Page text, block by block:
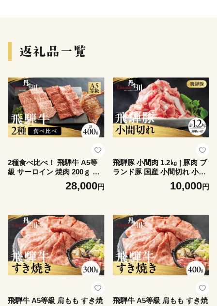
2種食べ比べ！ 飛騨牛 A5等
級 サーロイン 焼肉 200ｇ も
も 赤身 焼肉 200ｇ | 牛肉 飛
騨牛 ブランド牛 国産 赤身 サ
28,000円
飛騨豚 小間肉 1.2㎏ | 豚肉 ブ
ランド豚 国産 小間切れ 小分
け （300g×4）炒め物 煮物 丹
生川精肉 JJ015VC1410,000円
飛騨牛 A5等級 肩もも すき焼
飛騨牛 A5等級 肩もも すき焼